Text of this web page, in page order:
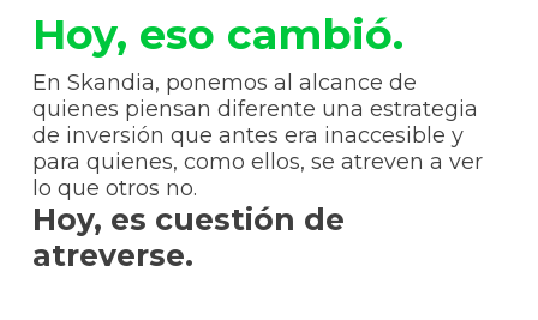
Hoy, eso cambió.
En Skandia, ponemos al alcance de
quienes piensan diferente una estrategia
de inversión que antes era inaccesible y
para quienes, como ellos, se atreven a ver
lo que otros no.
Hoy, es cuestión de
atreverse.